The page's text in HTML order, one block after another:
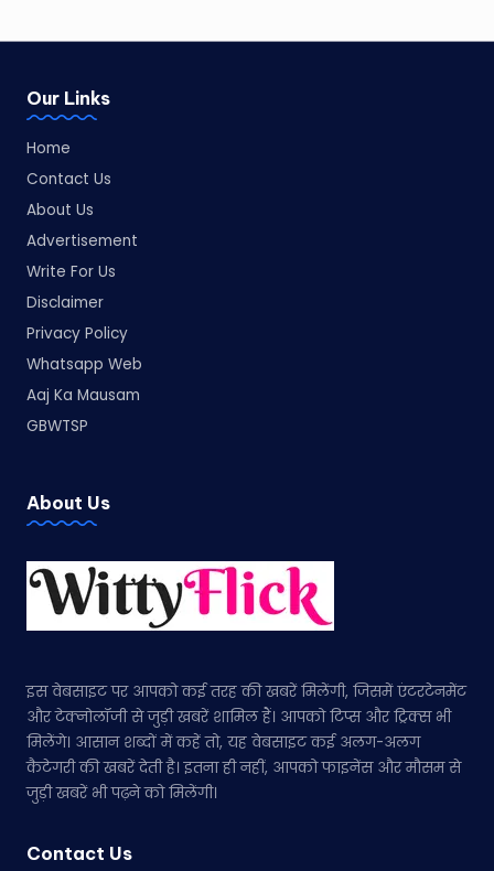
Our Links
Home
Contact Us
About Us
Advertisement
Write For Us
Disclaimer
Privacy Policy
Whatsapp Web
Aaj Ka Mausam
GBWTSP
About Us
इस वेबसाइट पर आपको कई तरह की खबरें मिलेंगी, जिसमें एंटरटेनमेंट
और टेक्नोलॉजी से जुड़ी खबरें शामिल हैं। आपको टिप्स और ट्रिक्स भी
मिलेंगे। आसान शब्दों में कहें तो, यह वेबसाइट कई अलग-अलग
कैटेगरी की खबरें देती है। इतना ही नहीं, आपको फाइनेंस और मौसम से
जुड़ी खबरें भी पढ़ने को मिलेंगी।
Contact Us